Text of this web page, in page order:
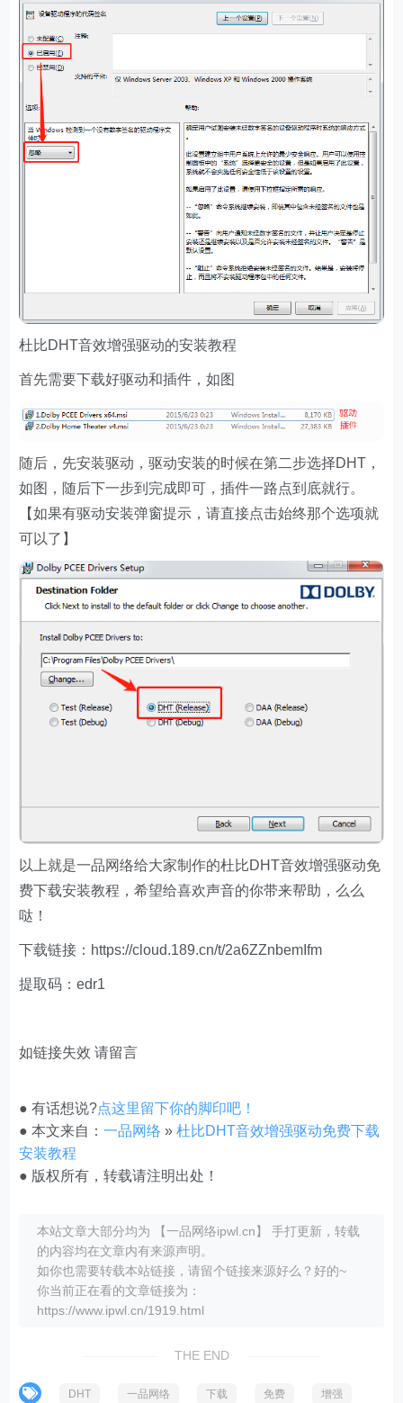
杜比DHT音效增强驱动的安装教程
首先需要下载好驱动和插件，如图
随后，先安装驱动，驱动安装的时候在第二步选择DHT，
如图，随后下一步到完成即可，插件一路点到底就行。
【如果有驱动安装弹窗提示，请直接点击始终那个选项就
可以了】
以上就是一品网络给大家制作的杜比DHT音效增强驱动免
费下载安装教程，希望给喜欢声音的你带来帮助，么么
哒！
下载链接：https://cloud.189.cn/t/2a6ZZnbemIfm
提取码：edr1
如链接失效 请留言
● 有话想说?点这里留下你的脚印吧！
● 本文来自：一品网络 »杜比DHT音效增强驱动免费下载
安装教程
● 版权所有，转载请注明出处！
本站文章大部分均为 【一品网络ipwl.cn】 手打更新，转载
的内容均在文章内有来源声明。
如你也需要转载本站链接，请留个链接来源好么？好的~
你当前正在看的文章链接为：
https://www.ipwl.cn/1919.html
THE END
DHT 一品网络 下载 免费 增强